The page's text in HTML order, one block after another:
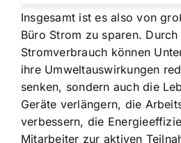
Insgesamt ist es also von
Büro Strom zu sparen.
Stromverbrauch können
ihre Umweltauswirkungen
senken, sondern auch die
Geräte verlängern, die
verbessern, die
Mitarbeiter zur aktiven